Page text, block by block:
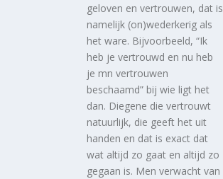
geloven en vertrouwen, dat is
namelijk (on)wederkerig als
het ware. Bijvoorbeeld, “Ik
heb je vertrouwd en nu heb
je mn vertrouwen
beschaamd” bij wie ligt het
dan. Diegene die vertrouwt
natuurlijk, die geeft het uit
handen en dat is exact dat
wat altijd zo gaat en altijd zo
gegaan is. Men verwacht van